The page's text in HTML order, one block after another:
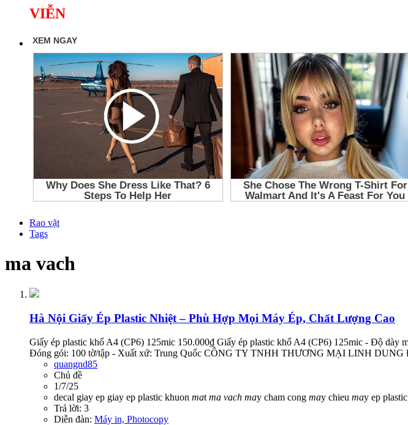
VIỄN
Rao vặt
Tags
ma vach
Hà Nội Giấy Ép Plastic Nhiệt – Phù Hợp Mọi Máy Ép, Chất Lượng Cao
Giấy ép plastic khổ A4 (CP6) 125mic 150.000₫ Giấy ép plastic khổ A4 (CP6) 125mic - Độ
Đóng gói: 100 tờ/tập - Xuất xứ: Trung Quốc CÔNG TY TNHH THƯƠNG MẠI LINH DUNG
quangnd85
Chủ đề
1/7/25
decal giay ep giay ep plastic khuon mat ma vach may cham cong may chieu may ep plastic
Trả lời: 3
Diễn đàn: Máy in, Photocopy